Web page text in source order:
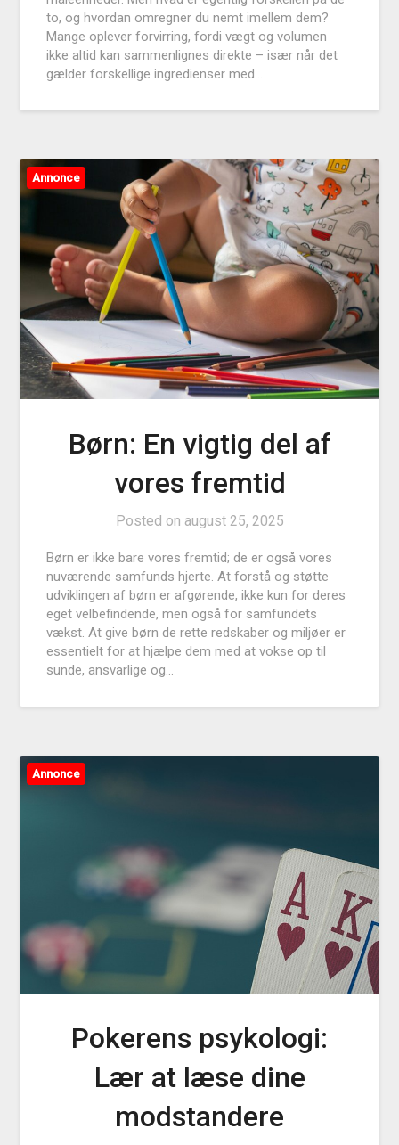
to, og hvordan omregner du nemt imellem dem?
Mange oplever forvirring, fordi vægt og volumen
ikke altid kan sammenlignes direkte – især når det
gælder forskellige ingredienser med…
Annonce
Børn: En vigtig del af
vores fremtid
Posted on august 25, 2025
Børn er ikke bare vores fremtid; de er også vores
nuværende samfunds hjerte. At forstå og støtte
udviklingen af børn er afgørende, ikke kun for deres
eget velbefindende, men også for samfundets
vækst. At give børn de rette redskaber og miljøer er
essentielt for at hjælpe dem med at vokse op til
sunde, ansvarlige og…
Annonce
Pokerens psykologi:
Lær at læse dine
modstandere